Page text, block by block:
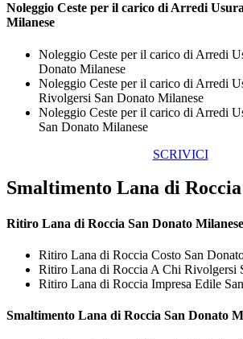
Noleggio Ceste per il carico di Arredi
Milanese
Noleggio Ceste per il carico di Arredi
Donato Milanese
Noleggio Ceste per il carico di Arredi
Rivolgersi San Donato Milanese
Noleggio Ceste per il carico di Arredi
San Donato Milanese
SCRIVICI
Smaltimento Lana di Roccia
Ritiro Lana di Roccia San Donato Milanese
Ritiro Lana di Roccia Costo San
Ritiro Lana di Roccia A Chi Rivolgersi
Ritiro Lana di Roccia Impresa Edile
Smaltimento Lana di Roccia San Donato